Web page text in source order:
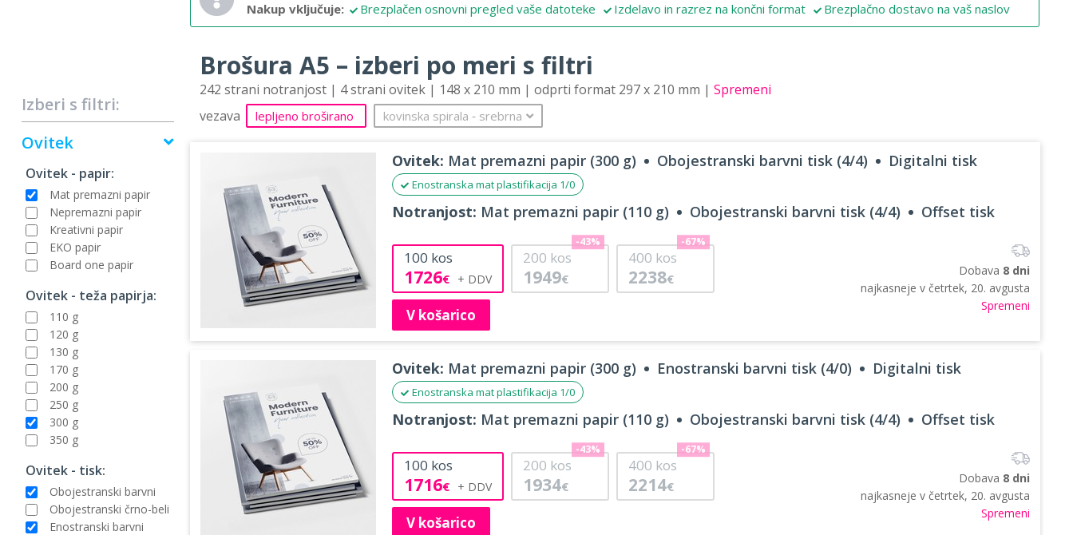
Izberi s filtri:
Ovitek
Ovitek - papir:
Mat premazni papir
Nepremazni papir
Kreativni papir
EKO papir
Board one papir
Ovitek - teža papirja:
110 g
120 g
130 g
170 g
200 g
250 g
300 g
350 g
Ovitek - tisk:
Obojestranski barvni
Obojestranski črno-beli
Enostranski barvni
Nakup vključuje:
Brezplačen osnovni pregled vaše datoteke Izdelavo in razrez na končni format Brezplačno dostavo na vaš naslov
Brošura A5 – izberi po meri s filtri
242 strani notranjost | 4 strani ovitek | 148 x 210 mm | odprti format 297 x 210 mm | Spremeni
vezava
lepljeno broširano kovinska spirala ‐ srebrna
Ovitek: Mat premazni papir (300 g) Obojestranski barvni tisk (4/4) Digitalni tisk
Enostranska mat plastifikacija 1/0
Notranjost: Mat premazni papir (110 g) Obojestranski barvni tisk (4/4) Offset tisk
100 kos
1726€
200 kos
1949€
-43%
400 kos
2238€
-67%
V košarico
Dobava 8 dni
najkasneje v četrtek, 20. avgusta
Spremeni
Ovitek: Mat premazni papir (300 g) Enostranski barvni tisk (4/0) Digitalni tisk
Enostranska mat plastifikacija 1/0
Notranjost: Mat premazni papir (110 g) Obojestranski barvni tisk (4/4) Offset tisk
100 kos
1716€
200 kos
1934€
-43%
400 kos
2214€
-67%
V košarico
Dobava 8 dni
najkasneje v četrtek, 20. avgusta
Spremeni